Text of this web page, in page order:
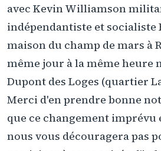
avec Kevin Williamson
indépendantiste et socialiste
maison du champ de mars à
même jour à la même heure
Dupont des Loges (quartier
Merci d'en prendre bonne
que ce changement
nous vous découragera pas